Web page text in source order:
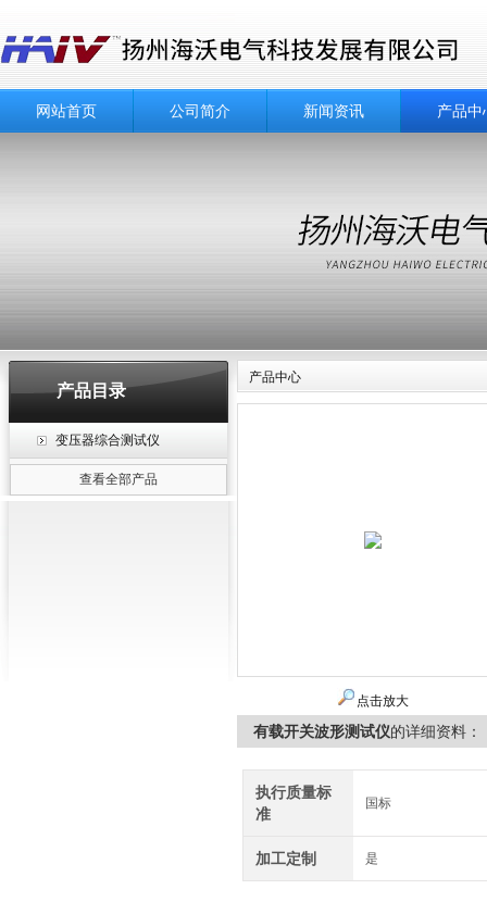
网站首页 公司简介 新闻资讯 产品中
产品目录
变压器综合测试仪
查看全部产品
产品中心
点击放大
有载开关波形测试仪的详细资料：
执行质量标
准
国标
加工定制 是